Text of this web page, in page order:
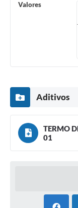
Valores
Aditivos
TERMO
01
Tipo do termo:
Vigência: 22/